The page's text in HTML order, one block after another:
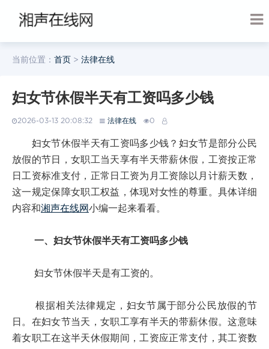
当前位置： 首页 > 法律在线
妇女节休假半天有工资吗多少钱
2026-03-13 20:08:32 法律在线 0
妇女节休假半天有工资吗多少钱？妇女节是部分公民
放假的节日，女职工当天享有半天带薪休假，工资按正常
日工资标准支付，正常日工资为月工资除以月计薪天数，
这一规定保障女职工权益，体现对女性的尊重。具体详细
内容和湘声在线网小编一起来看看。
一、妇女节休假半天有工资吗多少钱
妇女节休假半天是有工资的。
根据相关法律规定，妇女节属于部分公民放假的节
日。在妇女节当天，女职工享有半天的带薪休假。这意味
着女职工在这半天休假期间，工资应正常支付，其工资数